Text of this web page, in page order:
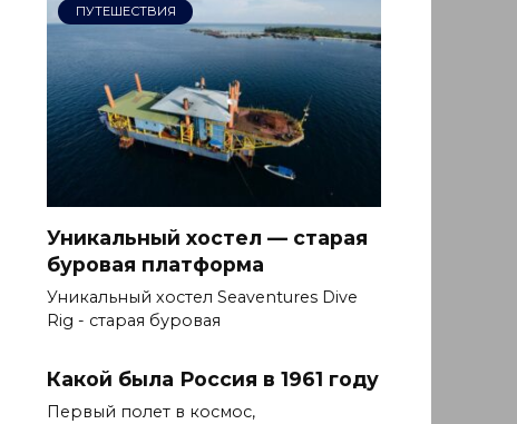
ПУТЕШЕСТВИЯ
Уникальный хостел — старая
буровая платформа
Уникальный хостел Seaventures Dive
Rig - старая буровая
Какой была Россия в 1961 году
Первый полет в космос,